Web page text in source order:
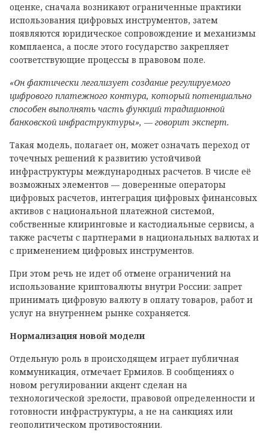
оценке, сначала возникают ограниченные практики
использования цифровых инструментов, затем
появляются юридическое сопровождение и механизмы
комплаенса, а после этого государство закрепляет
соответствующие процессы в правовом поле.
«Он фактически легализует создание регулируемого
цифрового платежного контура, который потенциально
способен выполнять часть функций традиционной
банковской инфраструктуры», — говорит эксперт.
Такая модель, полагает он, может означать переход от
точечных решений к развитию устойчивой
инфраструктуры международных расчетов. В числе её
возможных элементов — доверенные операторы
цифровых расчетов, интеграция цифровых финансовых
активов с национальной платежной системой,
собственные клиринговые и кастодиальные сервисы, а
также расчеты с партнерами в национальных валютах и
с применением цифровых инструментов.
При этом речь не идет об отмене ограничений на
использование криптовалюты внутри России: запрет
принимать цифровую валюту в оплату товаров, работ и
услуг на внутреннем рынке сохраняется.
Нормализация новой модели
Отдельную роль в происходящем играет публичная
коммуникация, отмечает Ермилов. В сообщениях о
новом регулировании акцент сделан на
технологической зрелости, правовой определенности и
готовности инфраструктуры, а не на санкциях или
геополитическом противостоянии.